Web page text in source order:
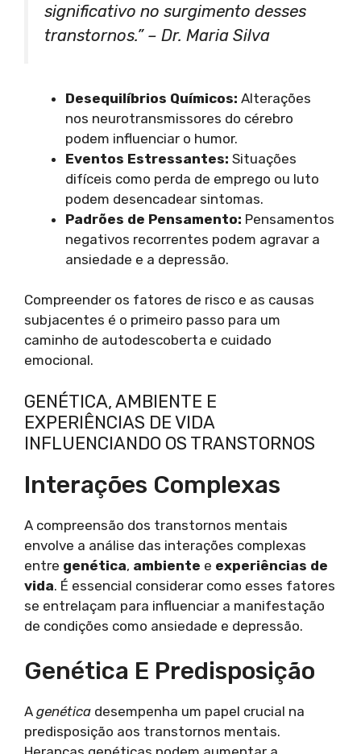
significativo no surgimento desses
transtornos.” – Dr. Maria Silva
Desequilíbrios Químicos: Alterações
nos neurotransmissores do cérebro
podem influenciar o humor.
Eventos Estressantes: Situações
difíceis como perda de emprego ou luto
podem desencadear sintomas.
Padrões de Pensamento: Pensamentos
negativos recorrentes podem agravar a
ansiedade e a depressão.
Compreender os fatores de risco e as causas
subjacentes é o primeiro passo para um
caminho de autodescoberta e cuidado
emocional.
GENÉTICA, AMBIENTE E
EXPERIÊNCIAS DE VIDA
INFLUENCIANDO OS TRANSTORNOS
Interações Complexas
A compreensão dos transtornos mentais
envolve a análise das interações complexas
entre genética, ambiente e experiências de
vida. É essencial considerar como esses fatores
se entrelaçam para influenciar a manifestação
de condições como ansiedade e depressão.
Genética E Predisposição
A genética desempenha um papel crucial na
predisposição aos transtornos mentais.